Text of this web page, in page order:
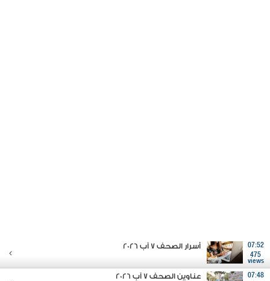
07:52
475
views
أسرار الصحف 7 آب 2026
07:48
عناوين الصحف 7 آب 2026